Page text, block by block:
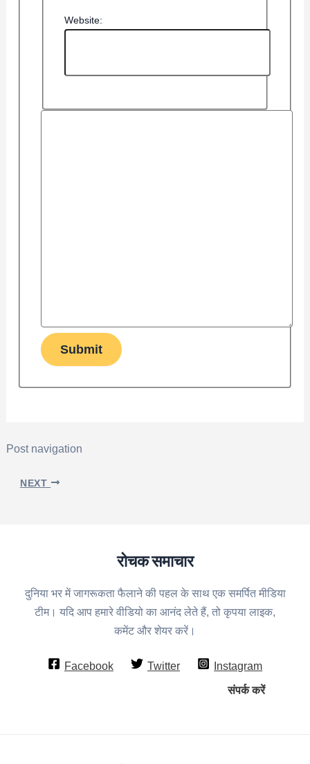
Website:
Submit
Post navigation
NEXT
रोचक समाचार
दुनिया भर में जागरूकता फैलाने की पहल के साथ एक समर्पित मीडिया
टीम। यदि आप हमारे वीडियो का आनंद लेते हैं, तो कृपया लाइक,
कमेंट और शेयर करें।
Facebook Twitter
Instagram
संपर्क करें